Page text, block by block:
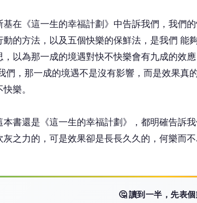
《這一生的幸福計劃》中告訴我們，我們的
動的方法，以及五個快樂的保鮮法，是我們 能
，以為那一成的境遇對快不快樂會有九成的效
們，那一成的境遇不是沒有影響，而是效果真
樂。
還是《這一生的幸福計劃》，都明確告訴我
灰之力的，可是效果卻是長長久久的，何樂而不
🤔 讀到一半，先表個